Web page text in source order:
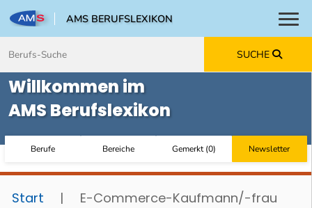
AMS BERUFSLEXIKON
SUCHE
Willkommen im
AMS Berufslexikon
Berufe Bereiche Gemerkt(0) Newsletter
Start | E-Commerce-Kaufmann/-frau